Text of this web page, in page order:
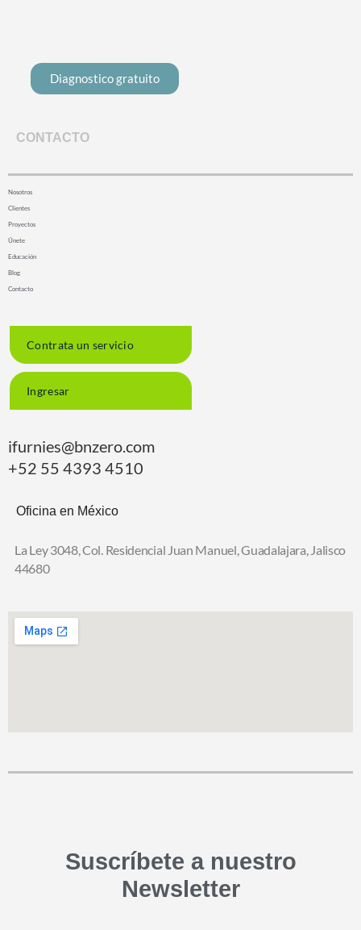
Diagnostico gratuito
CONTACTO
Nosotros
Clientes
Proyectos
Únete
Educación
Blog
Contacto
Contrata un servicio
Ingresar
ifurnies@bnzero.com
+52 55 4393 4510
Oficina en México
La Ley 3048, Col. Residencial Juan Manuel,Guadalajara, Jalisco
44680
Suscríbete a nuestro
Newsletter